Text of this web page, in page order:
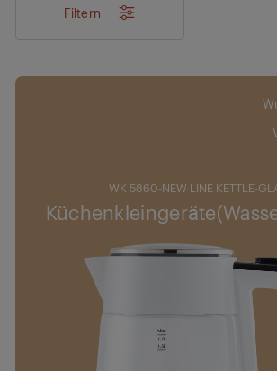
Filtern
WK 5860-NEW LINE KETTLE-